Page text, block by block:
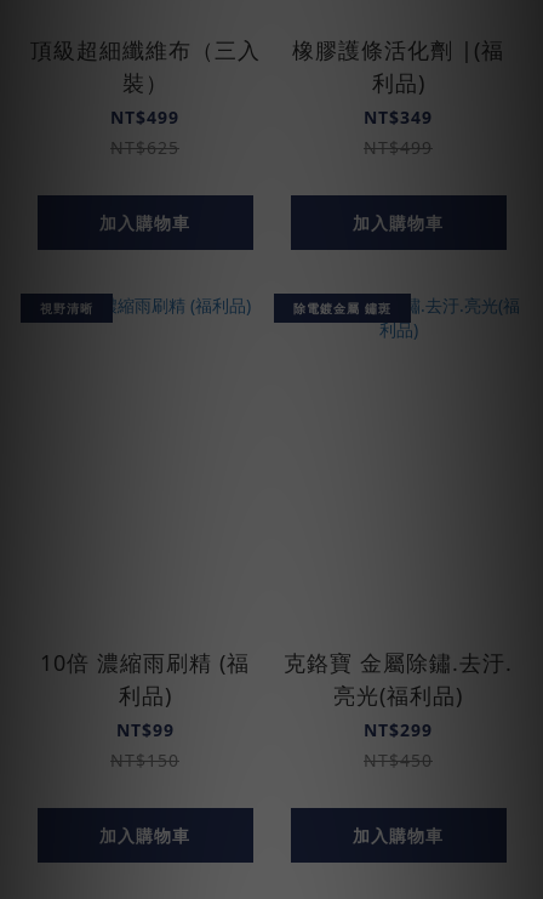
頂級超細纖維布（三入
裝）
NT$499
NT$625
加入購物車
橡膠護條活化劑 |(福
利品)
NT$349
NT$499
加入購物車
視野清晰
10倍 濃縮雨刷精 (福
利品)
NT$99
NT$150
加入購物車
除電鍍金屬 鏽斑
克鉻寶 金屬除鏽.去汙.
亮光(福利品)
NT$299
NT$450
加入購物車